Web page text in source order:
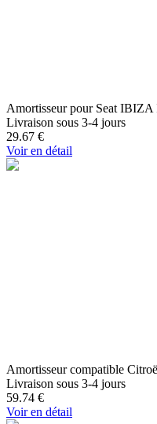
Amortisseur pour Seat
Livraison sous 3-4 jours
29.67 €
Voir en détail
Amortisseur compatible
Livraison sous 3-4 jours
59.74 €
Voir en détail